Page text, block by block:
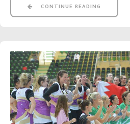
CONTINUE READING